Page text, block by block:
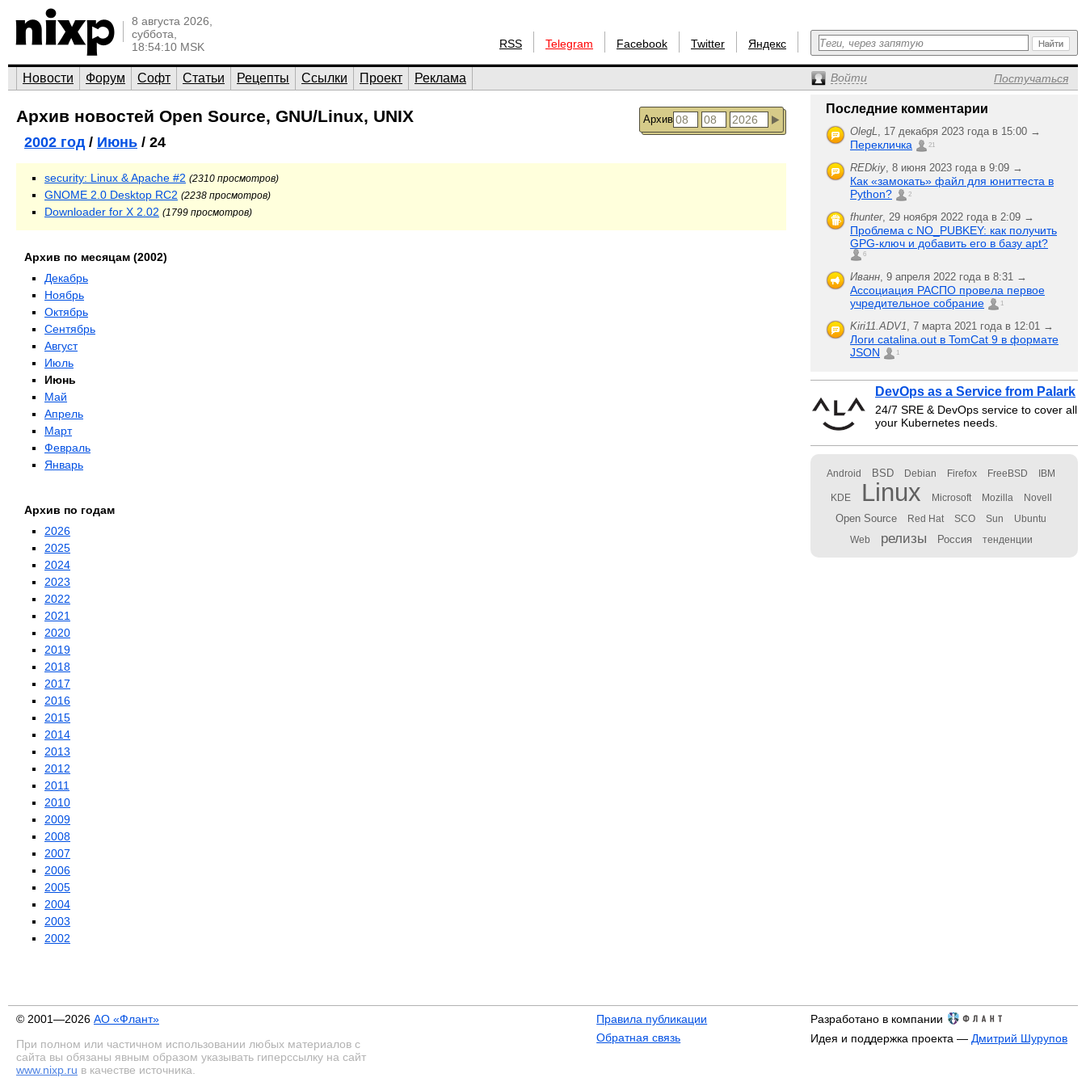
8 августа 2026,
суббота,
18:54:10 MSK
RSS Telegram Facebook Twitter Яндекс
Новости Форум Софт Статьи Рецепты Ссылки Проект Реклама Войти Постучаться
Архив
Архив новостей Open Source, GNU/Linux, UNIX
2002 год/ Июнь / 24
security: Linux & Apache #2 (2310 просмотров)
GNOME 2.0 Desktop RC2 (2238 просмотров)
Downloader for X 2.02 (1799 просмотров)
Архив по месяцам (2002)
Декабрь
Ноябрь
Октябрь
Сентябрь
Август
Июль
Июнь
Май
Апрель
Март
Февраль
Январь
Архив по годам
2026
2025
2024
2023
2022
2021
2020
2019
2018
2017
2016
2015
2014
2013
2012
2011
2010
2009
2008
2007
2006
2005
2004
2003
2002
Последние комментарии
OlegL, 17 декабря 2023 года в 15:00 →
Перекличка 21
REDkiy, 8 июня 2023 года в 9:09 →
Как «замокать» файл для юниттеста в
Python?
2
fhunter, 29 ноября 2022 года в 2:09 →
Проблема с NO_PUBKEY: как получить
GPG-ключ и добавить его в базу apt?
6
Иванн, 9 апреля 2022 года в 8:31 →
Ассоциация РАСПО провела первое
учредительное собрание
1
Kiri11.ADV1, 7 марта 2021 года в 12:01 →
Логи catalina.out в TomCat 9 в формате
JSON
1
DevOps as a Service from Palark
24/7 SRE & DevOps service to cover all
your Kubernetes needs.
Android BSD Debian Firefox FreeBSD IBM
KDE Linux Microsoft Mozilla Novell
Open Source Red Hat SCO Sun Ubuntu
Web релизы Россия тенденции
© 2001—2026 АО «Флант»
При полном или частичном использовании любых материалов с
сайта вы обязаны явным образом указывать гиперссылку на сайт
www.nixp.ru в качестве источника.
Правила публикации
Обратная связь
Разработано в компании
Идея и поддержка проекта — Дмитрий Шурупов